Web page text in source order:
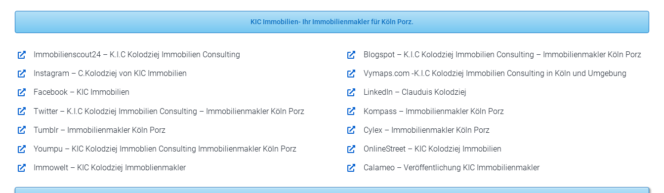
KIC Immobilien- Ihr Immobilienmakler für Köln Porz.
Immobilienscout24 – K.I.C Kolodziej Immobilien Consulting
Instagram – C.Kolodziej von KIC Immobilien
Facebook – KIC Immobilien
Twitter – K.I.C Kolodziej Immobilien Consulting – Immobilienmakler Köln Porz
Tumblr – Immobilienmakler Köln Porz
Youmpu – KIC Kolodziej Immoblien Consulting Immobilienmakler Köln Porz
Immowelt – KIC Kolodziej Immoblienmakler
Blogspot – K.I.C Kolodziej Immobilien Consulting – Immobilienmakler Köln Porz
Vymaps.com -K.I.C Kolodziej Immobilien Consulting in Köln und Umgebung
LinkedIn – Clauduis Kolodziej
Kompass – Immobilienmakler Köln Porz
Cylex – Immobilienmakler Köln Porz
OnlineStreet – KIC Kolodziej Immobilien
Calameo – Veröffentlichung KIC Immobilienmakler